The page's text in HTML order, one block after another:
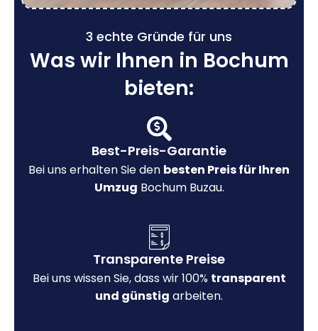
3 echte Gründe für uns
Was wir Ihnen in Bochum
bieten:
Best-Preis-Garantie
Bei uns erhalten Sie den besten Preis für Ihren
Umzug Bochum Buzau.
Transparente Preise
Bei uns wissen Sie, dass wir 100% transparent
und günstig arbeiten.